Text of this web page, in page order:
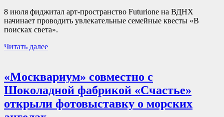
8 июля фиджитал арт-пространство Futurione на ВДНХ
начинает проводить увлекательные семейные квесты «В
поисках света».
Читать далее
«Москвариум» совместно с
Шоколадной фабрикой «Счастье»
открыли фотовыставку о морских